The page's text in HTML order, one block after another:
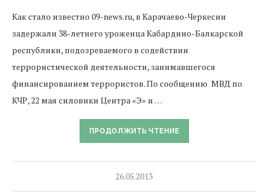
Как стало известно 09-news.ru, в Карачаево-Черкесии
задержали 38-летнего уроженца Кабардино-Балкарской
республики, подозреваемого в содействии
террористической деятельности, занимавшегося
финансированием террористов. По сообщению МВД по
КЧР, 22 мая силовики Центра «Э» и …
ПРОДОЛЖИТЬ ЧТЕНИЕ
26.05.2013